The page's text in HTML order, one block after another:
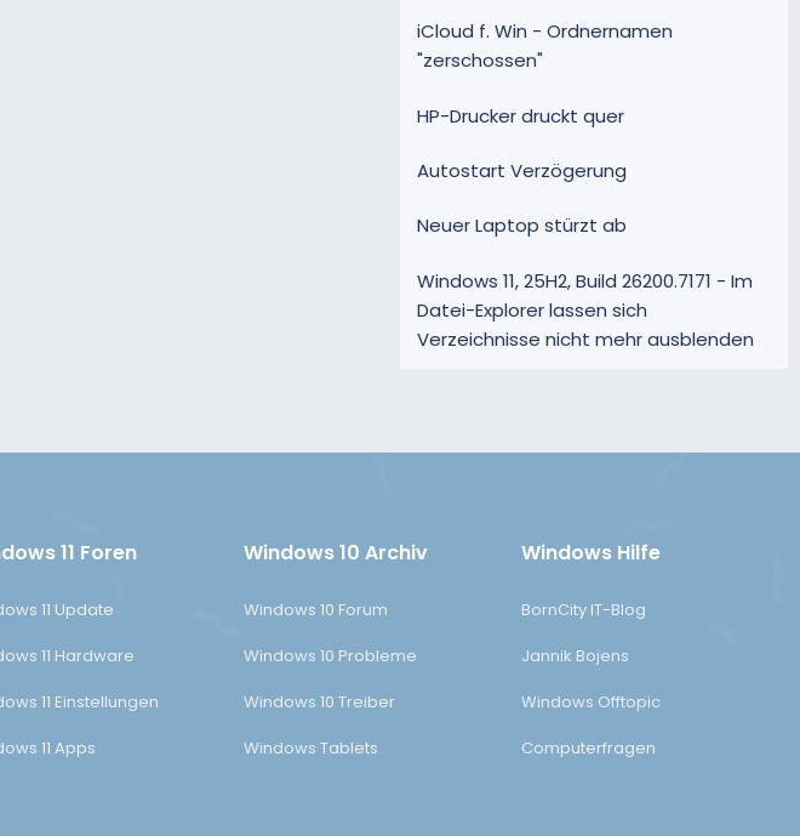
iCloud f. Win - Ordnernamen
"zerschossen"
HP-Drucker druckt quer
Autostart Verzögerung
Neuer Laptop stürzt ab
Windows 11, 25H2, Build 26200.7171 - Im
Datei-Explorer lassen sich
Verzeichnisse nicht mehr ausblenden
11 Foren
11 Update
11 Hardware
11 Einstellungen
11 Apps
Windows 10 Archiv
Windows 10 Forum
Windows 10 Probleme
Windows 10 Treiber
Windows Tablets
Windows Hilfe
BornCity IT-Blog
Jannik Bojens
Windows Offtopic
Computerfragen